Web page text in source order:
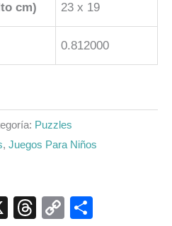
cm) 23 x 19
0.812000
Puzzles
, Juegos Para Niños
X Threads
Copy